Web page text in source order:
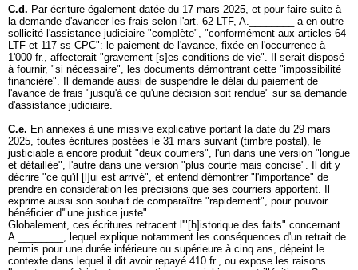
C.d. Par écriture également datée du 17 mars 2025, et pour faire suite à
la demande d'avancer les frais selon l'art. 62 LTF, A.________ a en outre
sollicité l'assistance judiciaire "complète", "conformément aux articles 64
LTF et 117 ss CPC": le paiement de l'avance, fixée en l'occurrence à
1'000 fr., affecterait "gravement [s]es conditions de vie". Il serait disposé
à fournir, "si nécessaire", les documents démontrant cette "impossibilité
financière". Il demande aussi de suspendre le délai du paiement de
l'avance de frais "jusqu'à ce qu'une décision soit rendue" sur sa demande
d'assistance judiciaire.
C.e. En annexes à une missive explicative portant la date du 29 mars
2025, toutes écritures postées le 31 mars suivant (timbre postal), le
justiciable a encore produit "deux courriers", l'un dans une version "longue
et détaillée", l'autre dans une version "plus courte mais concise". Il dit y
décrire "ce qu'il [l]ui est arrivé", et entend démontrer "l'importance" de
prendre en considération les précisions que ses courriers apportent. Il
exprime aussi son souhait de comparaître "rapidement", pour pouvoir
bénéficier d'"une justice juste".
Globalement, ces écritures retracent l'"[h]istorique des faits" concernant
A.________, lequel explique notamment les conséquences d'un retrait de
permis pour une durée inférieure ou supérieure à cinq ans, dépeint le
contexte dans lequel il dit avoir repayé 410 fr., ou expose les raisons